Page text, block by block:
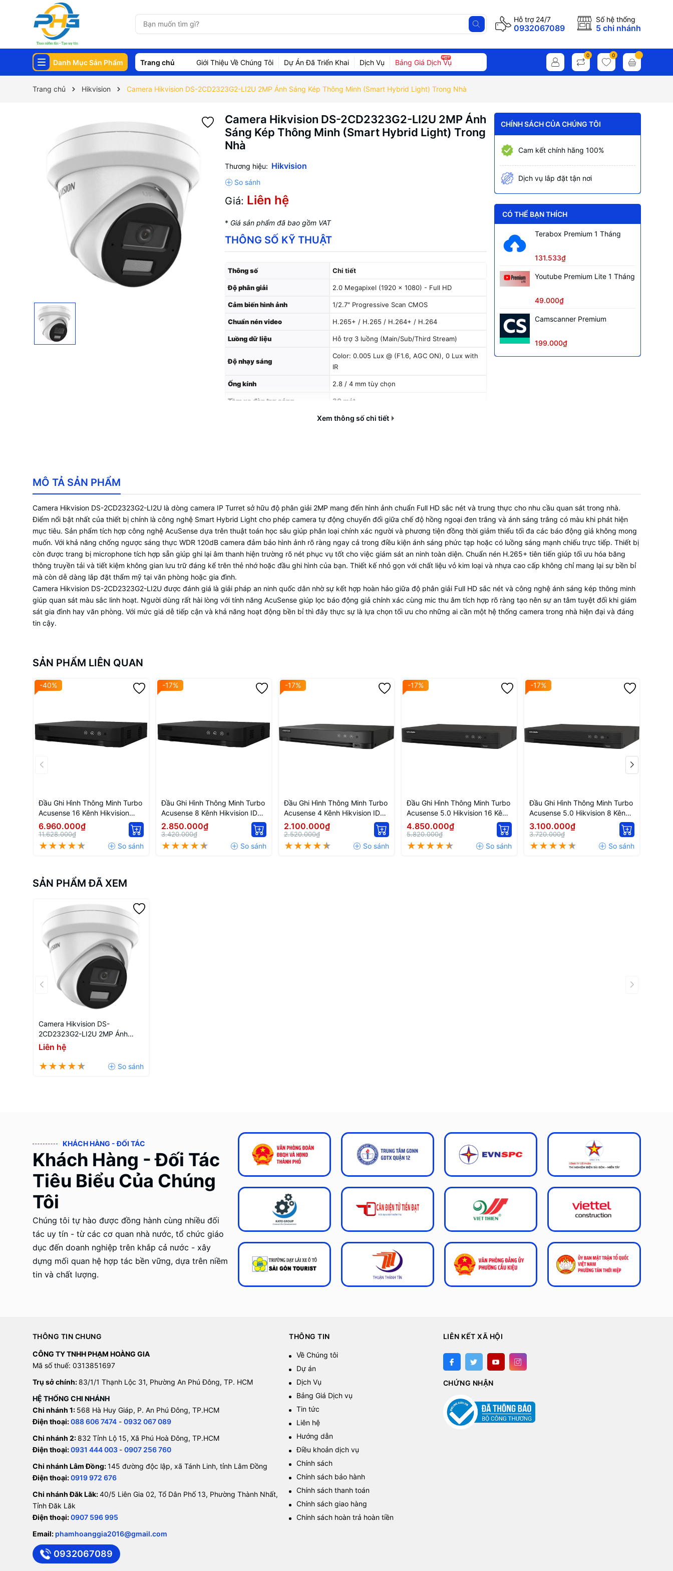
Hỗ trợ 24/7
0932067089
Số hệ thống
5 chi nhánh
Danh Mục Sản Phẩm Trang chủ Giới Thiệu Về Chúng Tôi Dự Án Đã Triển Khai Dịch Vụ Bảng Giá Dịch Vụ
0 0
Trang chủ Hikvision Camera Hikvision DS-2CD2323G2-LI2U 2MP Ánh Sáng Kép Thông Minh (Smart Hybrid Light) Trong Nhà
Camera Hikvision DS-2CD2323G2-LI2U 2MP Ánh
Sáng Kép Thông Minh (Smart Hybrid Light) Trong
Nhà
Thương hiệu: Hikvision
Giá: Liên hệ
* Giá sản phẩm đã bao gồm VAT
THÔNG SỐ KỸ THUẬT
Thông số Chi tiết
Độ phân giải 2.0 Megapixel (1920 × 1080) - Full HD
Cảm biến hình ảnh 1/2.7" Progressive Scan CMOS
Chuẩn nén video H.265+ / H.265 / H.264+ / H.264
Luồng dữ liệu Hỗ trợ 3 luồng (Main/Sub/Third Stream)
Độ nhạy sáng
Color: 0.005 Lux @ (F1.6, AGC ON), 0 Lux with
IR
Ống kính 2.8 / 4 mm tùy chọn
Tầm xa đèn trợ sáng 30 mét
Smart Hybrid Light(Hồng ngoại + Ánh sáng
Báo động
ngoài)
Tính năng thông minh
AcuSense(Phân loại người và phương tiện),
Hàng rào ảo, Xâm nhập
Lưu trữ
Khe cắm thẻ nhớ microSD/SDHC/SDXC tối đa
256 GB
Tiêu chuẩn bảo vệ IP67 (Chống nước và bụi hoàn toàn)
Nguồn điện DC 12V & PoE
Xem thông số chi tiết
CHÍNH SÁCH CỦA CHÚNG TÔI
Cam kết chính hãng 100%
Dịch vụ lắp đặt tận nơi
CÓ THỂ BẠN THÍCH
Terabox Premium 1 Tháng
131.533₫
Youtube Premium Lite 1 Tháng
49.000₫
Camscanner Premium
199.000₫
MÔ TẢ SẢN PHẨM
Camera Hikvision DS-2CD2323G2-LI2U là dòng camera IP Turret sở hữu độ phân giải 2MP mang đến hình ảnh chuẩn Full HD sắc nét và trung thực cho nhu cầu quan sát trong nhà.
Điểm nổi bật nhất của thiết bị chính là công nghệ Smart Hybrid Light cho phép camera tự động chuyển đổi giữa chế độ hồng ngoại đen trắng và ánh sáng trắng có màu khi phát hiện
mục tiêu. Sản phẩm tích hợp công nghệ AcuSense dựa trên thuật toán học sâu giúp phân loại chính xác người và phương tiện đồng thời giảm thiểu tối đa các báo động giả không mong
muốn. Với khả năng chống ngược sáng thực WDR 120dB camera đảm bảo hình ảnh rõ ràng ngay cả trong điều kiện ánh sáng phức tạp hoặc có luồng sáng mạnh chiếu trực tiếp. Thiết bị
còn được trang bị microphone tích hợp sẵn giúp ghi lại âm thanh hiện trường rõ nét phục vụ tốt cho việc giám sát an ninh toàn diện. Chuẩn nén H.265+ tiên tiến giúp tối ưu hóa băng
thông truyền tải và tiết kiệm không gian lưu trữ đáng kể trên thẻ nhớ hoặc đầu ghi hình của bạn. Thiết kế nhỏ gọn với chất liệu vỏ kim loại và nhựa cao cấp không chỉ mang lại sự bền bỉ
mà còn dễ dàng lắp đặt thẩm mỹ tại văn phòng hoặc gia đình.
Camera Hikvision DS-2CD2323G2-LI2U được đánh giá là giải pháp an ninh quốc dân nhờ sự kết hợp hoàn hảo giữa độ phân giải Full HD sắc nét và công nghệ ánh sáng kép thông minh
giúp quan sát màu sắc linh hoạt. Người dùng rất hài lòng với tính năng AcuSense giúp lọc báo động giả chính xác cùng mic thu âm tích hợp rõ ràng tạo nên sự an tâm tuyệt đối khi giám
sát gia đình hay văn phòng. Với mức giá dễ tiếp cận và khả năng hoạt động bền bỉ thì đây thực sự là lựa chọn tối ưu cho những ai cần một hệ thống camera trong nhà hiện đại và đáng
tin cậy.
SẢN PHẨM LIÊN QUAN
-40%
Đầu Ghi Hình Thông Minh Turbo
Acusense 16 Kênh Hikvision
IDS-7216HQHI-M1/FA
6.960.000₫
11.628.000₫
-17%
Đầu Ghi Hình Thông Minh Turbo
Acusense 8 Kênh Hikvision IDS-
7208HQHI-M1/FA
2.850.000₫
3.420.000₫
-17%
Đầu Ghi Hình Thông Minh Turbo
Acusense 4 Kênh Hikvision IDS-
7204HQHI-M1/FA
2.100.000₫
2.520.000₫
-17%
Đầu Ghi Hình Thông Minh Turbo
Acusense 5.0 Hikvision 16 Kênh
iDS-7216HQHI-M1/S
4.850.000₫
5.820.000₫
-17%
Đầu Ghi Hình Thông Minh Turbo
Acusense 5.0 Hikvision 8 Kênh
iDS-7208HQHI-M1/S
3.100.000₫
3.720.000₫
SẢN PHẨM ĐÃ XEM
Camera Hikvision DS-
2CD2323G2-LI2U 2MP Ánh
Sáng Kép Thông Minh (Smart
Hybrid Light) Trong Nhà
Liên hệ
KHÁCH HÀNG - ĐỐI TÁC
Khách Hàng - Đối Tác
Tiêu Biểu Của Chúng
Tôi
Chúng tôi tự hào được đồng hành cùng nhiều đối
tác uy tín - từ các cơ quan nhà nước, tổ chức giáo
dục đến doanh nghiệp trên khắp cả nước - xây
dựng mối quan hệ hợp tác bền vững, dựa trên niềm
tin và chất lượng.
THÔNG TIN CHUNG
CÔNG TY TNHH PHẠM HOÀNG GIA
Mã số thuế: 0313851697
Trụ sở chính: 83/1/1 Thạnh Lộc 31, Phường An Phú Đông, TP. HCM
HỆ THỐNG CHI NHÁNH
Chi nhánh 1: 568 Hà Huy Giáp, P. An Phú Đông, TP.HCM
Điện thoại:088 606 7474- 0932 067 089
Chi nhánh 2: 832 Tỉnh Lộ 15, Xã Phú Hoà Đông, TP.HCM
Điện thoại:0931 444 003 - 0907 256 760
Chi nhánh Lâm Đồng:145 đường độc lập, xã Tánh Linh, tỉnh Lâm Đồng
Điện thoại:0919 972 676
Chi nhánh Đăk Lăk:40/5 Liên Gia 02, Tổ Dân Phố 13, Phường Thành Nhất,
Tỉnh Đăk Lăk
Điện thoại:0907 596 995
Email: phamhoanggia2016@gmail.com
0932067089
THÔNG TIN
Về Chúng tôi
Dự án
Dịch Vụ
Bảng Giá Dịch vụ
Tin tức
Liên hệ
Hướng dẫn
Điều khoản dịch vụ
Chính sách
Chính sách bảo hành
Chính sách thanh toán
Chính sách giao hàng
Chính sách hoàn trả hoàn tiền
LIÊN KẾT XÃ HỘI
CHỨNG NHẬN